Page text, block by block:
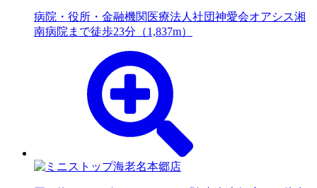
病院・役所・金融機関 医療法人社団神愛会オアシス湘
南病院まで徒歩23分（1,837m）